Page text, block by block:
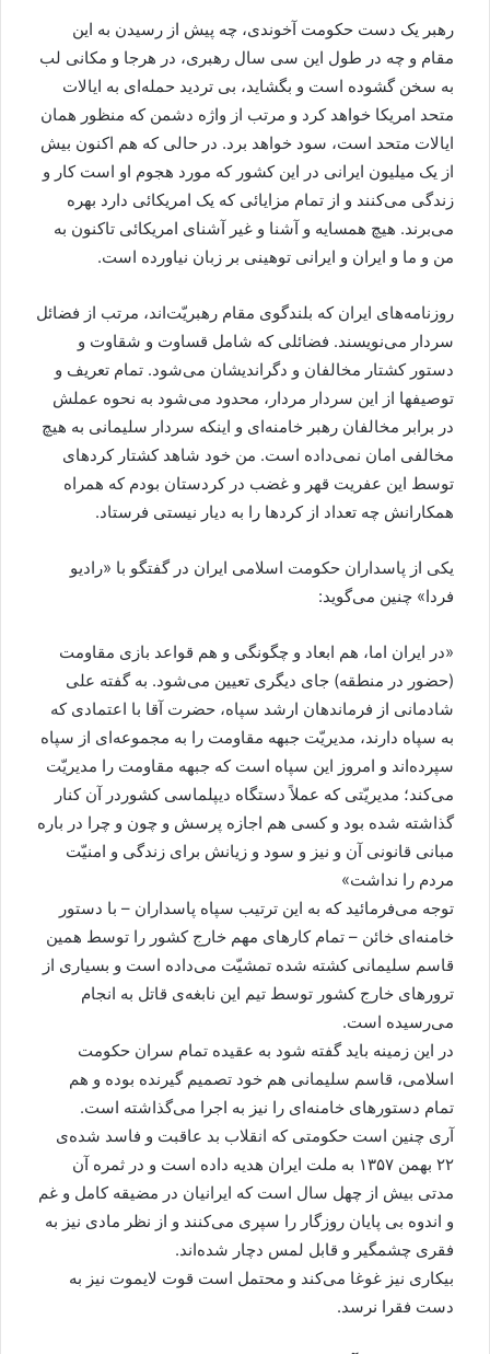
رهبر یک دست حکومت آخوندی، چه پیش از رسیدن به این
مقام و چه در طول این سی سال رهبری، در هرجا و مکانی لب
به سخن گشوده است و بگشاید، بی تردید حمله‌ای به ایالات
متحد امریکا خواهد کرد و مرتب از واژه دشمن که منظور همان
ایالات متحد است، سود خواهد برد. در حالی که هم اکنون بیش
از یک میلیون ایرانی در این کشور که مورد هجوم او است کار و
زندگی می‌کنند و از تمام مزایائی که یک امریکائی دارد بهره
می‌برند. هیچ همسایه و آشنا و غیر آشنای امریکائی تاکنون به
من و ما و ایران و ایرانی توهینی بر زبان نیاورده است.
روزنامه‌های ایران که بلندگوی مقام رهبریّت‌اند، مرتب از فضائل
سردار می‌نویسند. فضائلی که شامل قساوت و شقاوت و
دستور کشتار مخالفان و دگراندیشان می‌شود. تمام تعریف و
توصیفها از این سردار مردار، محدود می‌شود به نحوه عملش
در برابر مخالفان رهبر خامنه‌ای و اینکه سردار سلیمانی به هیچ
مخالفی امان نمی‌داده است. من خود شاهد کشتار کردهای
توسط این عفریت قهر و غضب در کردستان بودم که همراه
همکارانش چه تعداد از کردها را به دیار نیستی فرستاد.
یکی از پاسداران حکومت اسلامی ایران در گفتگو با «رادیو
فردا» چنین می‌گوید:
«در ایران اما، هم ابعاد و چگونگی و هم قواعد بازی مقاومت
(حضور در منطقه) جای دیگری تعیین می‌شود. به گفته علی
شادمانی از فرماندهان ارشد سپاه، حضرت آقا با اعتمادی که
به سپاه دارند، مدیریّت جبهه مقاومت را به مجموعه‌ای از سپاه
سپرده‌اند و امروز این سپاه است که جبهه مقاومت را مدیریّت
می‌کند؛ مدیریّتی که عملاً دستگاه دیپلماسی کشوردر آن کنار
گذاشته شده بود و کسی هم اجازه پرسش و چون و چرا در باره
مبانی قانونی آن و نیز و سود و زیانش برای زندگی و امنیّت
مردم را نداشت»
توجه می‌فرمائید که به این ترتیب سپاه پاسداران – با دستور
خامنه‌ای خائن – تمام کارهای مهم خارج کشور را توسط همین
قاسم سلیمانی کشته شده تمشیّت می‌داده است و بسیاری از
ترورهای خارج کشور توسط تیم این نابغه‌ی قاتل به انجام
می‌رسیده است.
در این زمینه باید گفته شود به عقیده تمام سران حکومت
اسلامی، قاسم سلیمانی هم خود تصمیم گیرنده بوده و هم
تمام دستورهای خامنه‌ای را نیز به اجرا می‌گذاشته است.
آری چنین است حکومتی که انقلاب بد عاقبت و فاسد شده‌ی
۲۲ بهمن ۱۳۵۷ به ملت ایران هدیه داده است و در ثمره آن
مدتی بیش از چهل سال است که ایرانیان در مضیقه کامل و غم
و اندوه بی پایان روزگار را سپری می‌کنند و از نظر مادی نیز به
فقری چشمگیر و قابل لمس دچار شده‌اند.
بیکاری نیز غوغا می‌کند و محتمل است قوت لایموت نیز به
دست فقرا نرسد.